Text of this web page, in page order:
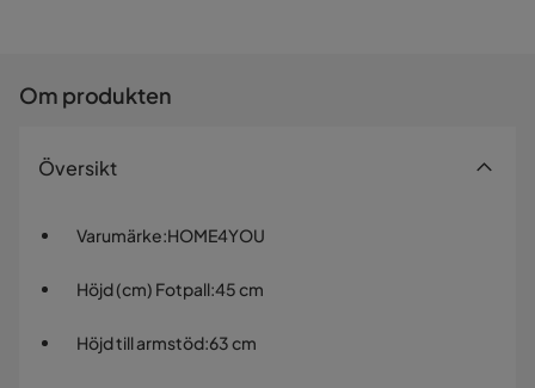
Om produkten
Översikt
Varumärke:HOME4YOU
Höjd (cm) Fotpall:45 cm
Höjd till armstöd:63 cm